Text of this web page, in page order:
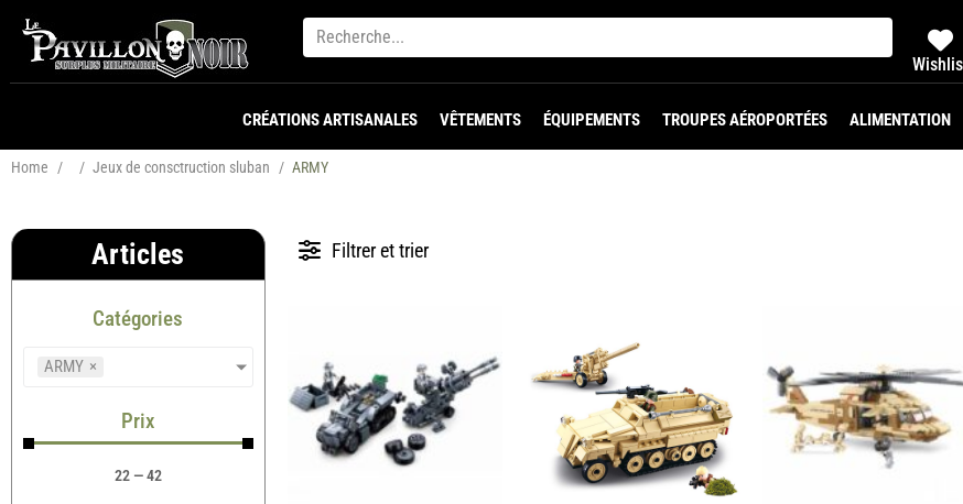
CRÉATIONS ARTISANALES VÊTEMENTS ÉQUIPEMENTS TROUPES AÉROPORTÉES ALIMENTATION
Home / / Jeux de consctruction sluban / ARMY
Articles
Catégories
ARMY ×
Prix
22—42
Filtrer et trier